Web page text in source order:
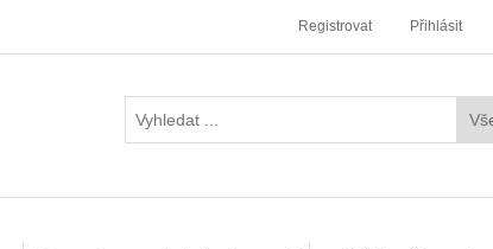
Registrovat Přihlásit